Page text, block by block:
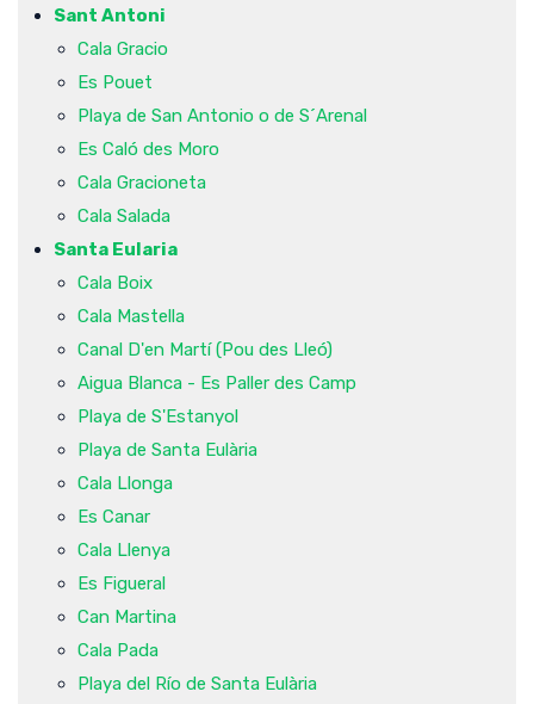
Sant Antoni
Cala Gracio
Es Pouet
Playa de San Antonio o de S´Arenal
Es Caló des Moro
Cala Gracioneta
Cala Salada
Santa Eularia
Cala Boix
Cala Mastella
Canal D'en Martí (Pou des Lleó)
Aigua Blanca - Es Paller des Camp
Playa de S'Estanyol
Playa de Santa Eulària
Cala Llonga
Es Canar
Cala Llenya
Es Figueral
Can Martina
Cala Pada
Playa del Río de Santa Eulària